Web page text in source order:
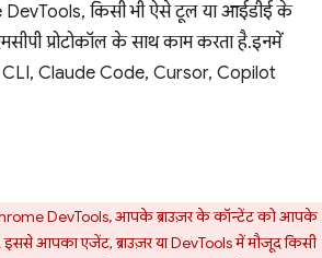
किसी भी ऐसे टूल या आईडीई के
प्रोटोकॉल के साथ काम करता है. इनमें
Claude Code, Cursor, Copilot
DevTools, आपके ब्राउज़र के कॉन्टेंट को आपके
आपका एजेंट, ब्राउज़र या DevTools में मौजूद किसी